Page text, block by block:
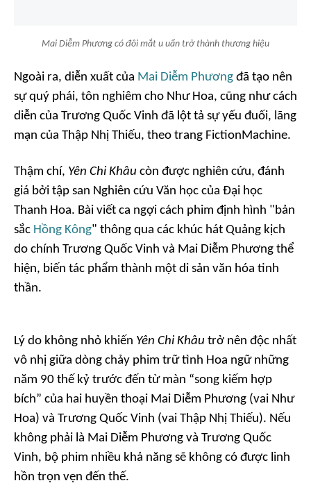
Mai Diễm Phương có đôi mắt u uẩn trở thành thương hiệu
Ngoài ra, diễn xuất của Mai Diễm Phương đã tạo nên
sự quý phái, tôn nghiêm cho Như Hoa, cũng như cách
diễn của Trương Quốc Vinh đã lột tả sự yếu đuối, lãng
mạn của Thập Nhị Thiếu, theo trang FictionMachine.
Thậm chí, Yên Chi Khâu còn được nghiên cứu, đánh
giá bởi tập san Nghiên cứu Văn học của Đại học
Thanh Hoa. Bài viết ca ngợi cách phim định hình "bản
sắc Hồng Kông" thông qua các khúc hát Quảng kịch
do chính Trương Quốc Vinh và Mai Diễm Phương thể
hiện, biến tác phẩm thành một di sản văn hóa tinh
thần.
Lý do không nhỏ khiến Yên Chi Khâu trở nên độc nhất
vô nhị giữa dòng chảy phim trữ tình Hoa ngữ những
năm 90 thế kỷ trước đến từ màn “song kiếm hợp
bích” của hai huyền thoại Mai Diễm Phương (vai Như
Hoa) và Trương Quốc Vinh (vai Thập Nhị Thiếu). Nếu
không phải là Mai Diễm Phương và Trương Quốc
Vinh, bộ phim nhiều khả năng sẽ không có được linh
hồn trọn vẹn đến thế.